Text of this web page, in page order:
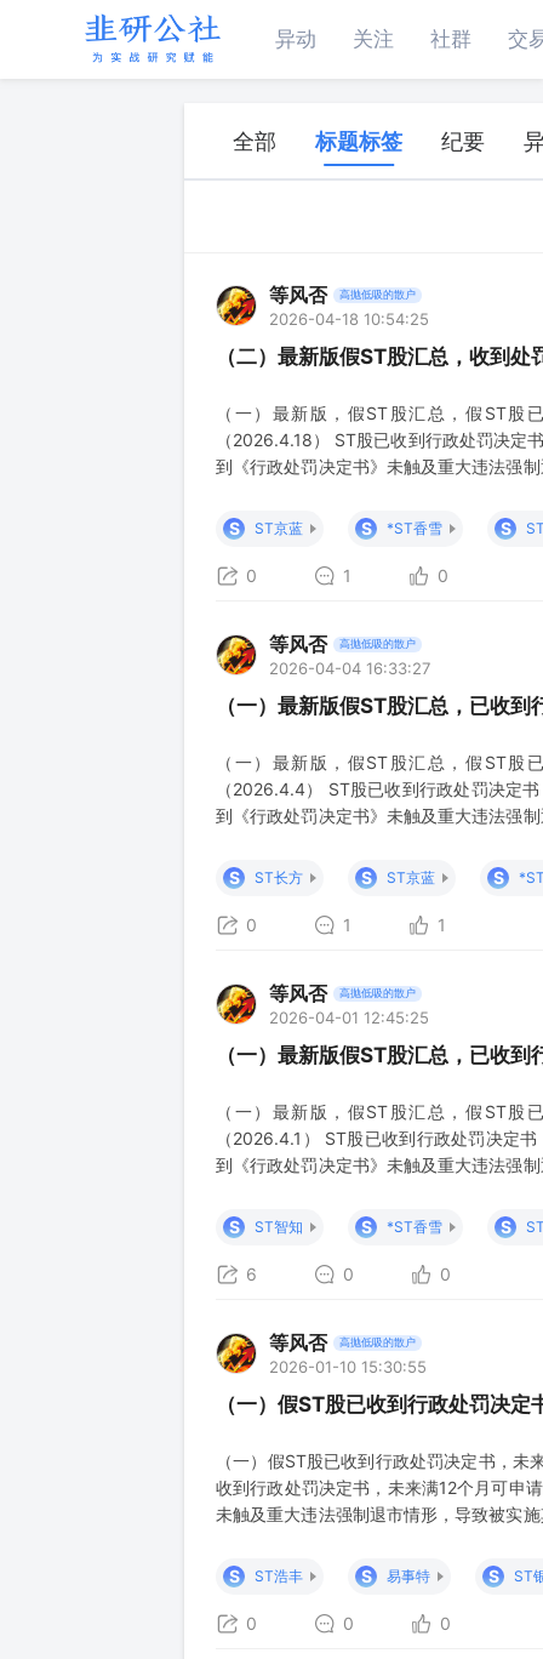
异动 关注 社群 交
全部 标题标签 纪要
等风否 高抛低吸的散户
2026-04-18 10:54:25
（二）最新版假ST股汇总，收到
（一）最新版，假ST股汇总，假ST
（2026.4.18） ST股已收到行政处罚决定
到《行政处罚决定书》未触及重大违法强
就行政处罚决定所涉事项对相应年度财务
之日起已满十二
S ST京蓝 S *ST香雪 S
0 1 0
等风否 高抛低吸的散户
2026-04-04 16:33:27
（一）最新版假ST股汇总，已收
（一）最新版，假ST股汇总，假ST
（2026.4.4） ST股已收到行政处罚决定
到《行政处罚决定书》未触及重大违法强
就行政处罚决定所涉事项对相应年度财务
之日起已满十二个
S ST长方 S ST京蓝 S
0 1 1
等风否 高抛低吸的散户
2026-04-01 12:45:25
（一）最新版假ST股汇总，已收
（一）最新版，假ST股汇总，假ST
（2026.4.1） ST股已收到行政处罚决定
到《行政处罚决定书》未触及重大违法强
就行政处罚决定所涉事项对相应年度财务
之日起已满十二个
S ST智知 S *ST香雪 S
6 0 0
等风否 高抛低吸的散户
2026-01-10 15:30:55
（一）假ST股已收到行政处罚决
（一）假ST股已收到行政处罚决定书，
收到行政处罚决定书，未来满12个月可申
未触及重大违法强制退市情形，导致被实
项对相应年度财务会计报告进行追溯重
月。” 收
S ST浩丰 S 易事特 S ST
0 0 0